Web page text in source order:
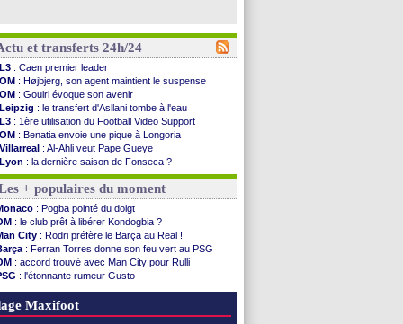
et transferts 24h/24
L3 : Caen premier leader
OM : Højbjerg, son agent maintient le suspense
OM : Gouiri évoque son avenir
Leipzig : le transfert d'Asllani tombe à l'eau
L3 : 1ère utilisation du Football Video Support
OM : Benatia envoie une pique à Longoria
Villarreal : Al-Ahli veut Pape Gueye
Lyon : la dernière saison de Fonseca ?
OM: un nouveau prétendant pour Højbjerg
Brest: un gardien norvégien en approche ?
OM: McCourt a versé 120 M€ en 2026
PSG: 4 retours dans le groupe face à Man Utd ...
Nice: Kevin Carlos va partir en Italie
L1: prison avec sursis requis contre un arbitre
Leganés: c'est signé pour Luca Zidane (off.)
Atletico: Ruggeri en route pour Aston Villa
Monaco: Filipe Luis soutient Biereth
PSG : Nsoki va signer en Croatie
+ populaires du moment
: Pogba pointé du doigt
: le club prêt à libérer Kondogbia ?
City : Rodri préfère le Barça au Real !
: Ferran Torres donne son feu vert au PSG
: accord trouvé avec Man City pour Rulli
: l'étonnante rumeur Gusto
: Owori battu à mort à Kampala
Maxifoot